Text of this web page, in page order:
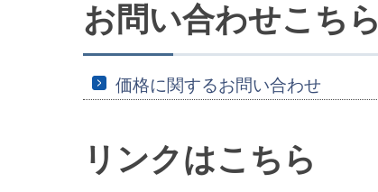
お問い合わせこちら
価格に関するお問い合わせ
リンクはこちら